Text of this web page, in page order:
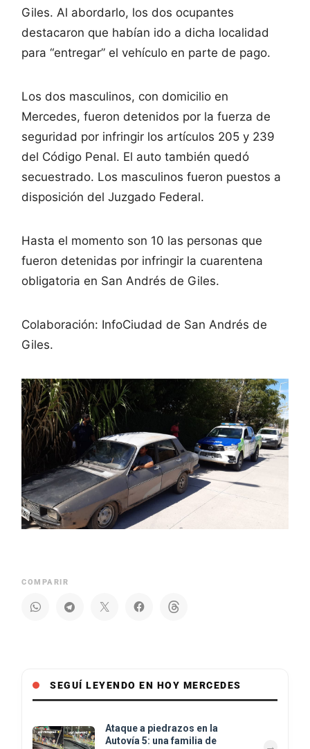
Giles. Al abordarlo, los dos ocupantes
destacaron que habían ido a dicha localidad
para “entregar” el vehículo en parte de pago.
Los dos masculinos, con domicilio en
Mercedes, fueron detenidos por la fuerza de
seguridad por infringir los artículos 205 y 239
del Código Penal. El auto también quedó
secuestrado. Los masculinos fueron puestos a
disposición del Juzgado Federal.
Hasta el momento son 10 las personas que
fueron detenidas por infringir la cuarentena
obligatoria en San Andrés de Giles.
Colaboración: InfoCiudad de San Andrés de
Giles.
COMPARIR
SEGUÍ LEYENDO EN HOY MERCEDES
Ataque a piedrazos en la
Autovía 5: una familia de